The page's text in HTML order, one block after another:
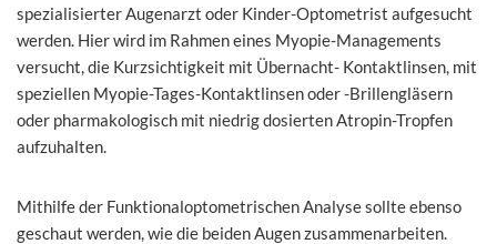
spezialisierter Augenarzt oder Kinder-Optometrist aufgesucht
werden. Hier wird im Rahmen eines Myopie-Managements
versucht, die Kurzsichtigkeit mit Übernacht- Kontaktlinsen, mit
speziellen Myopie-Tages-Kontaktlinsen oder -Brillengläsern
oder pharmakologisch mit niedrig dosierten Atropin-Tropfen
aufzuhalten.
Mithilfe der Funktionaloptometrischen Analyse sollte ebenso
geschaut werden, wie die beiden Augen zusammenarbeiten.